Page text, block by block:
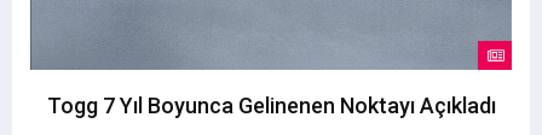
Togg 7 Yıl Boyunca Gelinenen Noktayı Açıkladı